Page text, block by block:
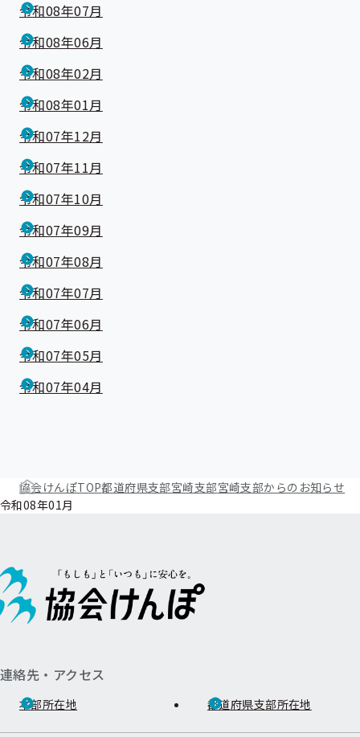
令和08年07月
令和08年06月
令和08年02月
令和08年01月
令和07年12月
令和07年11月
令和07年10月
令和07年09月
令和07年08月
令和07年07月
令和07年06月
令和07年05月
令和07年04月
協会けんぽTOP都道府県支部宮崎支部宮崎支部からのお知らせ
令和08年01月
連絡先・アクセス
本部所在地 都道府県支部所在地